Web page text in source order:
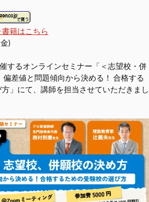
籍はこちら
)
するオンラインセミナー「＜志望校・併
偏差値と問題傾向から決める！ 合格する
」にて、講師を担当させていただきまし